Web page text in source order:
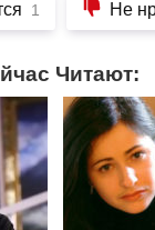
1 Не
Читают: